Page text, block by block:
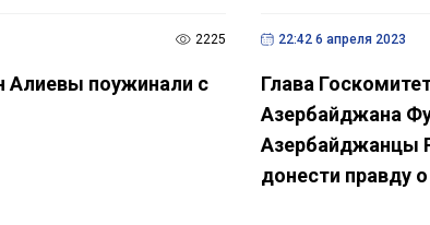
2225
Алиевы поужинали с
22:42 6 апреля 2023
Глава
Азербайджана
Азербайджанцы
донести правду